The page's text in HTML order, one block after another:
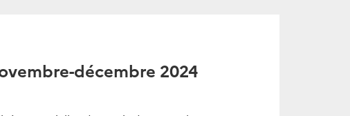
décembre 2024